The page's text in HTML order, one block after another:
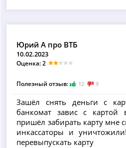
Юрий А про ВТБ
10.02.2023
Оценка: 2
Полезный отзыв: 12 9
Зашёл снять деньги с
банкомат завис с картой
пришёл забирать карту мне
инкассаторы и
перевыпускать карту